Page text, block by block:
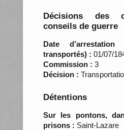
Décisions des
conseils de guerre
Date
transportés) : 01/07/
Commission : 3
Décision :
Détentions
Sur les pontons,
prisons : Saint-Lazare